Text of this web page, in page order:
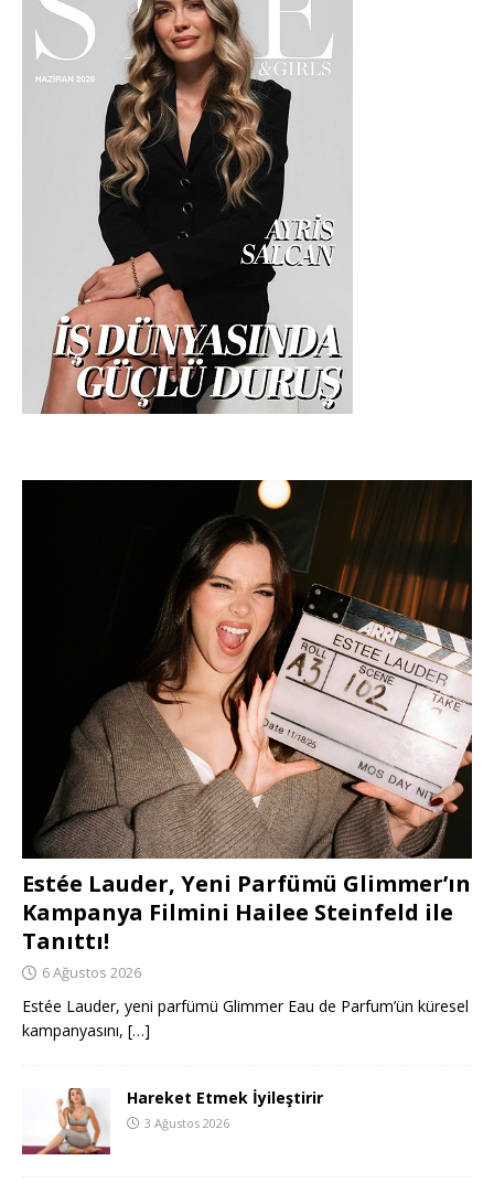
Estée Lauder, Yeni Parfümü Glimmer’ın
Kampanya Filmini Hailee Steinfeld ile
Tanıttı!
6 Ağustos 2026
Estée Lauder, yeni parfümü Glimmer Eau de Parfum’ün küresel
kampanyasını, […]
Hareket Etmek İyileştirir
3 Ağustos 2026